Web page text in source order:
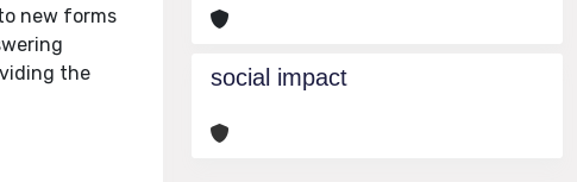
new forms
the
social impact